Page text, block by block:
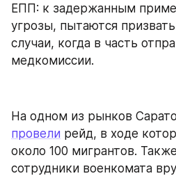
ЕПП: к задержанным
угрозы, пытаются
случаи, когда в часть
медкомиссии.
провели рейд, в ходе
около 100 мигрантов.
сотрудники военкомата